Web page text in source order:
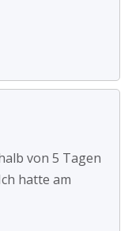
von 5 Tagen
hatte am